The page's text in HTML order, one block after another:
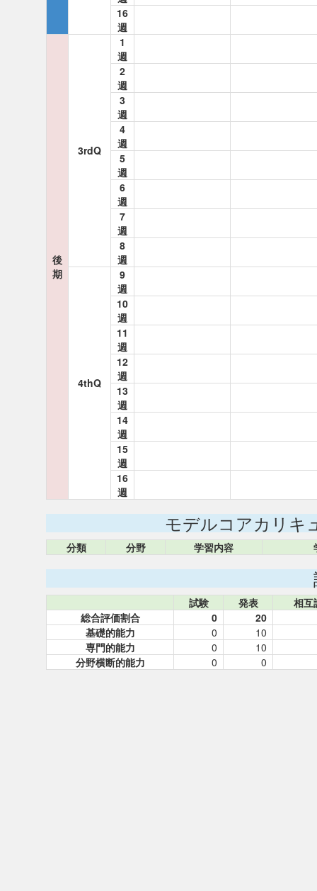
16
週
後
期
3rdQ
1
週
2
週
3
週
4
週
5
週
6
週
7
週
8
週
4thQ
9
週
10
週
11
週
12
週
13
週
14
週
15
週
16
週
モデルコアカリキ
分類 分野 学習内容
試験 発表
相互
総合評価割合
0
20
基礎的能力
0
10
専門的能力
0
10
分野横断的能力
0 0